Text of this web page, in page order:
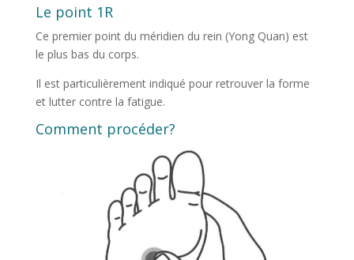
Le point 1R
Ce premier point du méridien du rein (Yong Quan) est
le plus bas du corps.
Il est particulièrement indiqué pour retrouver la forme
et lutter contre la fatigue.
Comment procéder?